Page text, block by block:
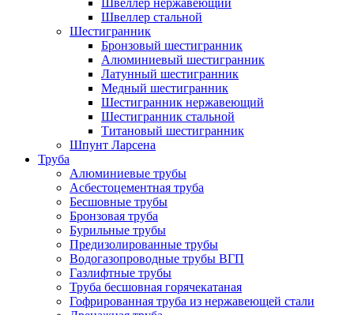
Швеллер нержавеющий
Швеллер стальной
Шестигранник
Бронзовый шестигранник
Алюминиевый шестигранник
Латунный шестигранник
Медный шестигранник
Шестигранник нержавеющий
Шестигранник стальной
Титановый шестигранник
Шпунт Ларсена
Труба
Алюминиевые трубы
Асбестоцементная труба
Бесшовные трубы
Бронзовая труба
Бурильные трубы
Предизолированные трубы
Водогазопроводные трубы ВГП
Газлифтные трубы
Труба бесшовная горячекатаная
Гофрированная труба из нержавеющей стали